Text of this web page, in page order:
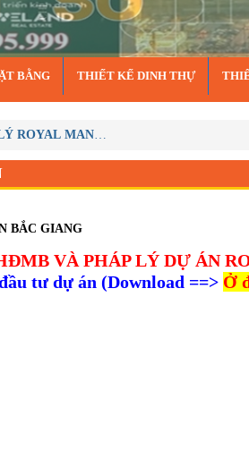
BẰNG THIẾT KẾ DINH THỰ
ROYAL MANSION
BẮC GIANG
VÀ PHÁP LÝ DỰ ÁN
tư dự án (Download ==> Ở